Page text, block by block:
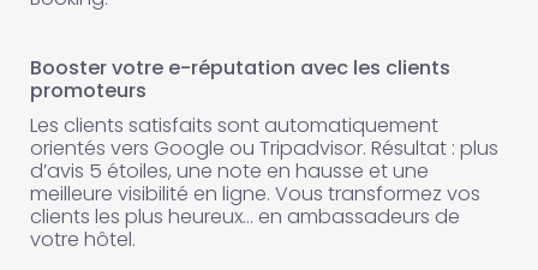
Booster votre e-réputation avec les clients
promoteurs
Les clients satisfaits sont automatiquement
orientés vers Google ou Tripadvisor. Résultat : plus
d’avis 5 étoiles, une note en hausse et une
meilleure visibilité en ligne. Vous transformez vos
clients les plus heureux… en ambassadeurs de
votre hôtel.